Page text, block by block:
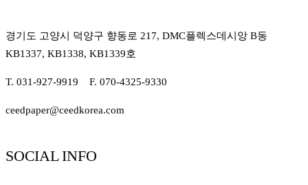
경기도 고양시 덕양구 향동로 217, DMC플렉스데시앙 B동
KB1337, KB1338, KB1339호
T. 031-927-9919 F. 070-4325-9330
ceedpaper@ceedkorea.com
SOCIAL INFO